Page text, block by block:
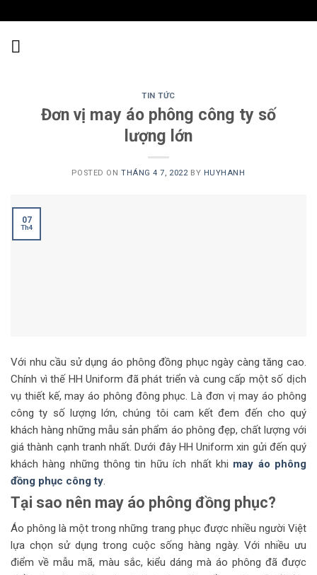
to
content
TIN TỨC
Đơn vị may áo phông công ty số
lượng lớn
POSTED ONTHÁNG 4 7, 2022 BY HUYHANH
07
Th4
Với nhu cầu sử dụng áo phông đồng phục ngày càng tăng cao.
Chính vì thế HH Uniform đã phát triển và cung cấp một số dịch
vụ thiết kế, may áo phông đông phục. Là đơn vị may áo phông
công ty số lượng lớn, chúng tôi cam kết đem đến cho quý
khách hàng những mẫu sản phẩm áo phông đẹp, chất lượng với
giá thành cạnh tranh nhất. Dưới đây HH Uniform xin gửi đến quý
khách hàng những thông tin hữu ích nhất khi may áo phông
đồng phục công ty.
Tại sao nên may áo phông đồng phục?
Áo phông là một trong những trang phục được nhiều người Việt
lựa chọn sử dụng trong cuộc sống hàng ngày. Với nhiều ưu
điểm về mẫu mã, màu sắc, kiểu dáng mà áo phông đã được